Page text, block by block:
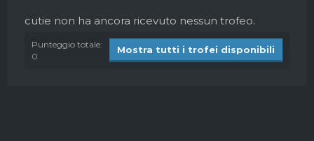
cutie non ha ancora ricevuto nessun trofeo.
Punteggio totale:
0
Mostra tutti i trofei disponibili